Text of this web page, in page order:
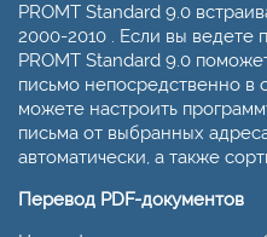
PROMT Standard 9.0
2000-2010 . Если вы ведете
PROMT Standard 9.0
письмо непосредственно в
можете настроить
письма от выбранных
автоматически, а также
Перевод PDF-документов